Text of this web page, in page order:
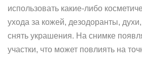
использовать какие-либо
ухода за кожей, дезодоранты,
снять украшения. На снимке
участки, что может повлиять на